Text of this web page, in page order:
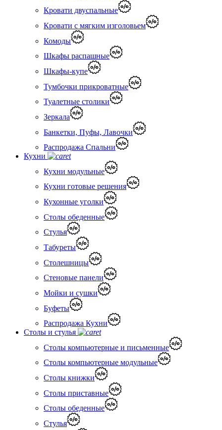
Кровати двуспальные
Кровати с мягким изголовьем
Комоды
Шкафы распашные
Шкафы-купе
Тумбочки прикроватные
Туалетные столики
Зеркала
Банкетки, Пуфы, Лавочки
Распродажа Спальни
Кухни
Кухни модульные
Кухни готовые решения
Кухонные уголки
Столы обеденные
Стулья
Табуреты
Столешницы
Стеновые панели
Мойки и сушки
Буфеты
Распродажа Кухни
Столы и стулья
Столы компьютерные и письменные
Столы компьютерные модульные
Столы книжки
Столы приставные
Столы обеденные
Стулья